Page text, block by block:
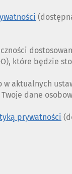
które będzie
aktualnych
dane
prywatności